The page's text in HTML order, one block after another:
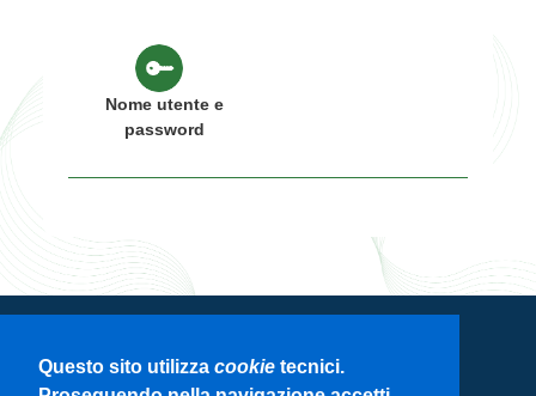
Questo sito utilizza cookie tecnici.
Nome utente e
password
Servizio di autenticazione di Regione
Lombardia